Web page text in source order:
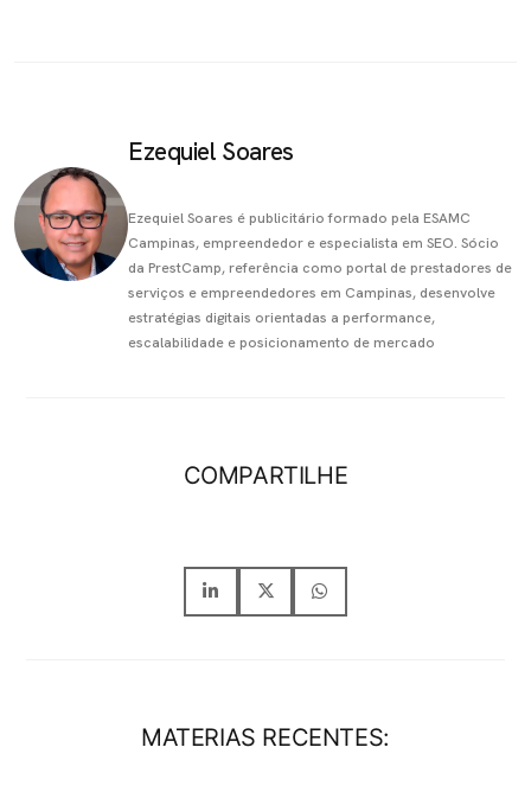
Ezequiel Soares
Ezequiel Soares é publicitário formado pela ESAMC
Campinas, empreendedor e especialista em SEO. Sócio
da PrestCamp, referência como portal de prestadores de
serviços e empreendedores em Campinas, desenvolve
estratégias digitais orientadas a performance,
escalabilidade e posicionamento de mercado
COMPARTILHE
MATERIAS RECENTES: